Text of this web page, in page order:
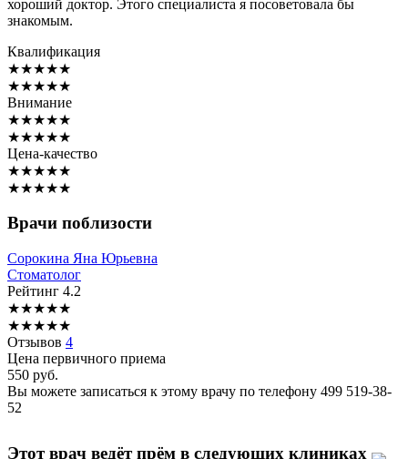
хороший доктор. Этого специалиста я посоветовала бы
знакомым.
Квалификация
★★★★★
★★★★★
Внимание
★★★★★
★★★★★
Цена-качество
★★★★★
★★★★★
Врачи поблизости
Сорокина Яна Юрьевна
Стоматолог
Рейтинг 4.2
★★★★★
★★★★★
Отзывов 4
Цена первичного приема
550 руб.
Вы можете записаться к этому врачу по телефону 499 519-38-
52
Этот врач ведёт прём в следующих клиниках